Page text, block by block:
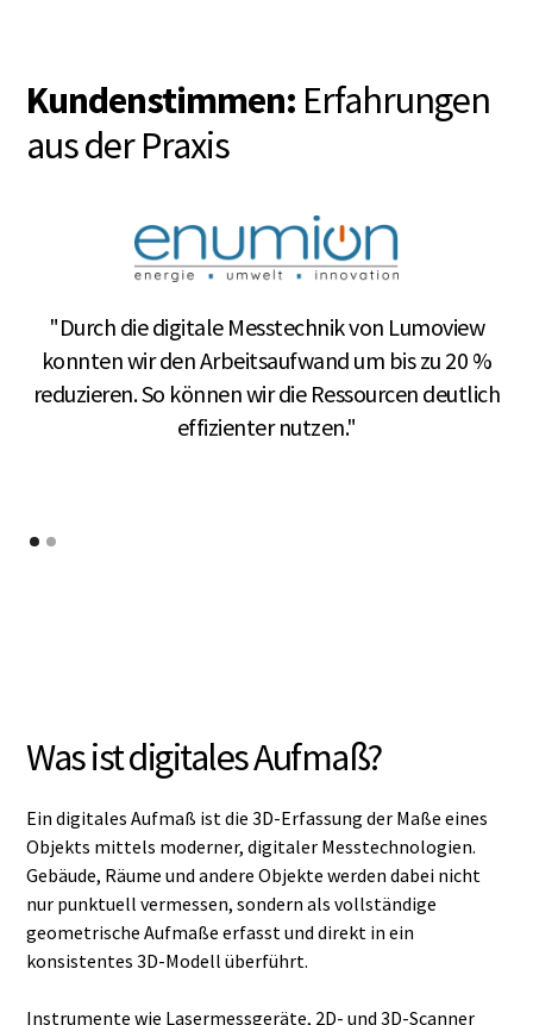
Kundenstimmen: Erfahrungen
aus der Praxis
"Durch die digitale Messtechnik von Lumoview
konnten wir den Arbeitsaufwand um bis zu 20 %
reduzieren. So können wir die Ressourcen deutlich
effizienter nutzen."
Was ist digitales Aufmaß?
Ein digitales Aufmaß ist die 3D-Erfassung der Maße eines
Objekts mittels moderner, digitaler Messtechnologien.
Gebäude, Räume und andere Objekte werden dabei nicht
nur punktuell vermessen, sondern als vollständige
geometrische Aufmaße erfasst und direkt in ein
konsistentes 3D-Modell überführt.
Instrumente wie Lasermessgeräte, 2D- und 3D-Scanner